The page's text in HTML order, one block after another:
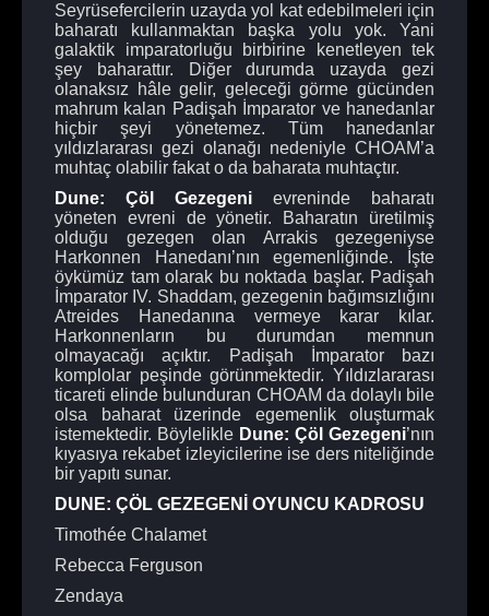
Seyrüsefercilerin uzayda yol kat edebilmeleri için
baharatı kullanmaktan başka yolu yok. Yani
galaktik imparatorluğu birbirine kenetleyen tek
şey baharattır. Diğer durumda uzayda gezi
olanaksız hâle gelir, geleceği görme gücünden
mahrum kalan Padişah İmparator ve hanedanlar
hiçbir şeyi yönetemez. Tüm hanedanlar
yıldızlararası gezi olanağı nedeniyle CHOAM’a
muhtaç olabilir fakat o da baharata muhtaçtır.
Dune: Çöl Gezegeni evreninde baharatı
yöneten evreni de yönetir. Baharatın üretilmiş
olduğu gezegen olan Arrakis gezegeniyse
Harkonnen Hanedanı’nın egemenliğinde. İşte
öykümüz tam olarak bu noktada başlar. Padişah
İmparator IV. Shaddam, gezegenin bağımsızlığını
Atreides Hanedanına vermeye karar kılar.
Harkonnenların bu durumdan memnun
olmayacağı açıktır. Padişah İmparator bazı
komplolar peşinde görünmektedir. Yıldızlararası
ticareti elinde bulunduran CHOAM da dolaylı bile
olsa baharat üzerinde egemenlik oluşturmak
istemektedir. Böylelikle Dune: Çöl Gezegeni’nın
kıyasıya rekabet izleyicilerine ise ders niteliğinde
bir yapıtı sunar.
DUNE: ÇÖL GEZEGENİ OYUNCU KADROSU
Timothée Chalamet
Rebecca Ferguson
Zendaya